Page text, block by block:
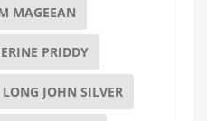
MAGEEAN
PRIDDY
LONG JOHN SILVER